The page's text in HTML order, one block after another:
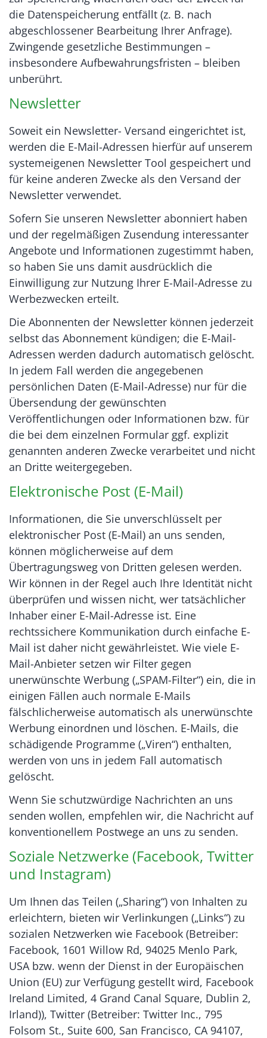
die Datenspeicherung entfällt (z. B. nach
abgeschlossener Bearbeitung Ihrer Anfrage).
Zwingende gesetzliche Bestimmungen –
insbesondere Aufbewahrungsfristen – bleiben
unberührt.
Newsletter
Soweit ein Newsletter- Versand eingerichtet ist,
werden die E-Mail-Adressen hierfür auf unserem
systemeigenen Newsletter Tool gespeichert und
für keine anderen Zwecke als den Versand der
Newsletter verwendet.
Sofern Sie unseren Newsletter abonniert haben
und der regelmäßigen Zusendung interessanter
Angebote und Informationen zugestimmt haben,
so haben Sie uns damit ausdrücklich die
Einwilligung zur Nutzung Ihrer E-Mail-Adresse zu
Werbezwecken erteilt.
Die Abonnenten der Newsletter können jederzeit
selbst das Abonnement kündigen; die E-Mail-
Adressen werden dadurch automatisch gelöscht.
In jedem Fall werden die angegebenen
persönlichen Daten (E-Mail-Adresse) nur für die
Übersendung der gewünschten
Veröffentlichungen oder Informationen bzw. für
die bei dem einzelnen Formular ggf. explizit
genannten anderen Zwecke verarbeitet und nicht
an Dritte weitergegeben.
Elektronische Post (E-Mail)
Informationen, die Sie unverschlüsselt per
elektronischer Post (E-Mail) an uns senden,
können möglicherweise auf dem
Übertragungsweg von Dritten gelesen werden.
Wir können in der Regel auch Ihre Identität nicht
überprüfen und wissen nicht, wer tatsächlicher
Inhaber einer E-Mail-Adresse ist. Eine
rechtssichere Kommunikation durch einfache E-
Mail ist daher nicht gewährleistet. Wie viele E-
Mail-Anbieter setzen wir Filter gegen
unerwünschte Werbung („SPAM-Filter“) ein, die in
einigen Fällen auch normale E-Mails
fälschlicherweise automatisch als unerwünschte
Werbung einordnen und löschen. E-Mails, die
schädigende Programme („Viren“) enthalten,
werden von uns in jedem Fall automatisch
gelöscht.
Wenn Sie schutzwürdige Nachrichten an uns
senden wollen, empfehlen wir, die Nachricht auf
konventionellem Postwege an uns zu senden.
Soziale Netzwerke (Facebook, Twitter
und Instagram)
Um Ihnen das Teilen („Sharing“) von Inhalten zu
erleichtern, bieten wir Verlinkungen („Links“) zu
sozialen Netzwerken wie Facebook (Betreiber:
Facebook, 1601 Willow Rd, 94025 Menlo Park,
USA bzw. wenn der Dienst in der Europäischen
Union (EU) zur Verfügung gestellt wird, Facebook
Ireland Limited, 4 Grand Canal Square, Dublin 2,
Irland)), Twitter (Betreiber: Twitter Inc., 795
Folsom St., Suite 600, San Francisco, CA 94107,